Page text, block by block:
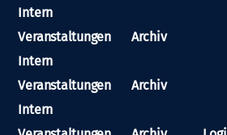
Intern
Veranstaltungen
Archiv
Intern
Veranstaltungen
Archiv
Intern